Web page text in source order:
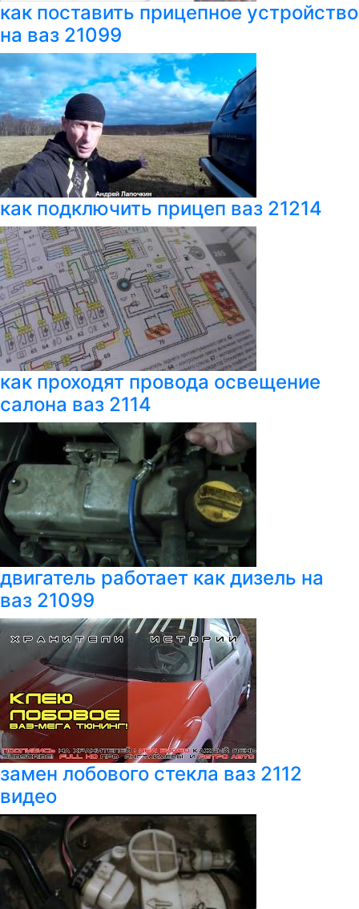
как поставить прицепное устройство
на ваз 21099
как подключить прицеп ваз 21214
как проходят провода освещение
салона ваз 2114
двигатель работает как дизель на
ваз 21099
замен лобового стекла ваз 2112
видео